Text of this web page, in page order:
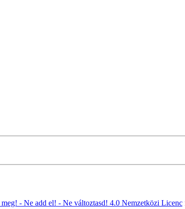
- Ne add el! - Ne változtasd! 4.0 Nemzetközi Licenc